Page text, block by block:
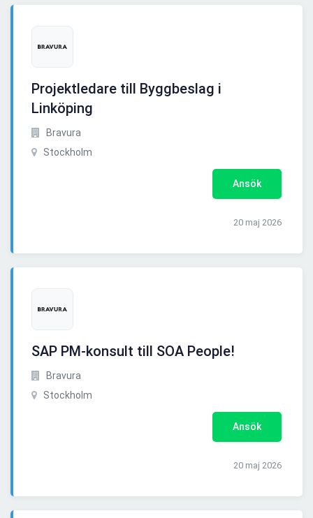
Projektledare till Byggbeslag i
Linköping
Bravura
Stockholm
Ansök
20 maj 2026
SAP PM-konsult till SOA People!
Bravura
Stockholm
Ansök
20 maj 2026